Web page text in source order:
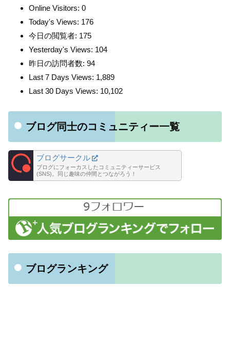
Online Visitors: 0
Today's Views: 176
今日の閲覧者: 175
Yesterday's Views: 104
昨日の訪問者数: 94
Last 7 Days Views: 1,889
Last 30 Days Views: 10,102
ブログ同士のコミュニティー一覧
ブログサークル
ブログにフォーカスしたコミュニティーサービス
(SNS)。同じ趣味の仲間とつながろう！
ブログランキング